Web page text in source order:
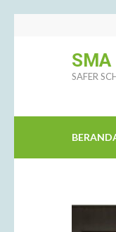
SMA
SAFER